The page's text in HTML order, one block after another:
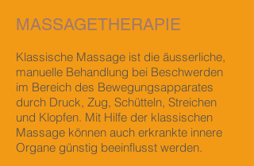
MASSAGETHERAPIE
Klassische Massage ist die äusserliche,
manuelle Behandlung bei Beschwerden
im Bereich des Bewegungsapparates
durch Druck, Zug, Schütteln, Streichen
und Klopfen. Mit Hilfe der klassischen
Massage können auch erkrankte innere
Organe günstig beeinflusst werden.